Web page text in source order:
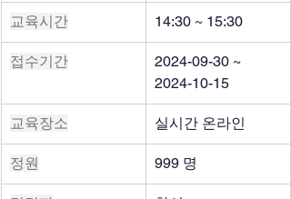
교육시간 14:30 ~ 15:30
접수기간
2024-09-30 ~
2024-10-15
교육장소 실시간 온라인
정원 999 명